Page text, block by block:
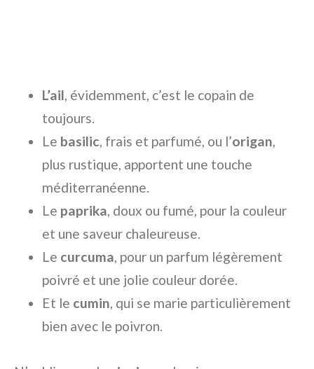
L’ail, évidemment, c’est le copain de
toujours.
Le basilic, frais et parfumé, ou l’origan,
plus rustique, apportent une touche
méditerranéenne.
Le paprika, doux ou fumé, pour la couleur
et une saveur chaleureuse.
Le curcuma, pour un parfum légèrement
poivré et une jolie couleur dorée.
Et le cumin, qui se marie particulièrement
bien avec le poivron.